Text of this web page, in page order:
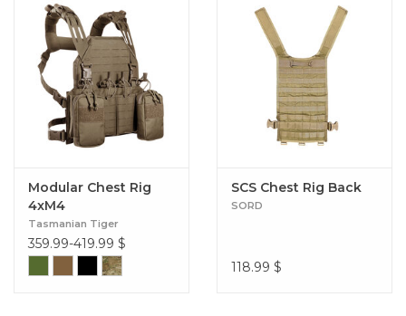
Modular Chest Rig
4xM4
Tasmanian Tiger
359.99-419.99 $
SCS Chest Rig Back
SORD
118.99 $